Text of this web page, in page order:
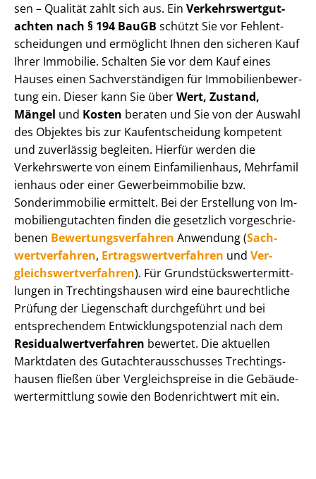
sen – Qualität zahlt sich aus. Ein Ver­kehrs­wert­gut­
ach­ten nach § 194 BauGB schützt Sie vor Fehl­ent­
schei­dun­gen und ermöglicht Ihnen den sicheren Kauf
Ihrer Immobilie. Schalten Sie vor dem Kauf eines
Hauses einen Sach­ver­stän­di­gen für Im­mo­bi­li­en­be­wer­
tung ein. Dieser kann Sie überWert, Zustand,
Mängel und Kosten beraten und Sie von der Auswahl
des Objektes bis zur Kauf­ent­schei­dung kompetent
und zuverlässig begleiten. Hierfür werden die
Verkehrswerte von einem Einfamilienhaus, Mehr­fa­mi­l
i­en­haus oder einer Ge­wer­be­im­mo­bi­lie bzw.
Sonderimmobilie ermittelt. Bei der Erstellung von Im­
mo­bi­li­en­gut­ach­ten finden die gesetzlich vor­ge­schrie­
be­nen Be­wer­tungs­ver­fah­ren Anwendung (Sach­
wert­ver­fah­ren, Er­trags­wert­ver­fah­ren und Ver­
gleichs­wert­ver­fah­ren). Für Grund­stücks­wert­ermitt­
lun­gen in Trech­tin­gs­hau­sen wird eine baurechtliche
Prüfung der Liegenschaft durchgeführt und bei
entsprechendem Ent­wick­lungs­po­ten­zi­al nach dem
Re­si­du­al­wert­ver­fah­ren bewertet. Die aktuellen
Marktdaten des Gut­ach­ter­aus­schus­ses Trech­tin­gs­
hau­sen fließen über Ver­gleichs­prei­se in die Ge­bäu­de­
wert­ermitt­lung sowie den Bodenrichtwert mit ein.